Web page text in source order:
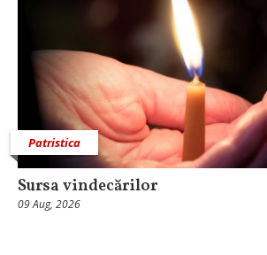
Patristica
Sursa vindecărilor
09 Aug, 2026